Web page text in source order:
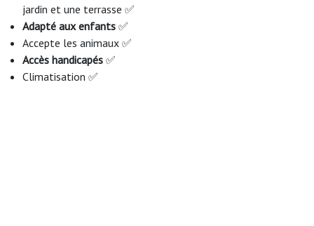
jardin et une terrasse ✅
Adapté aux enfants ✅
Accepte les animaux ✅
Accès handicapés ✅
Climatisation ✅